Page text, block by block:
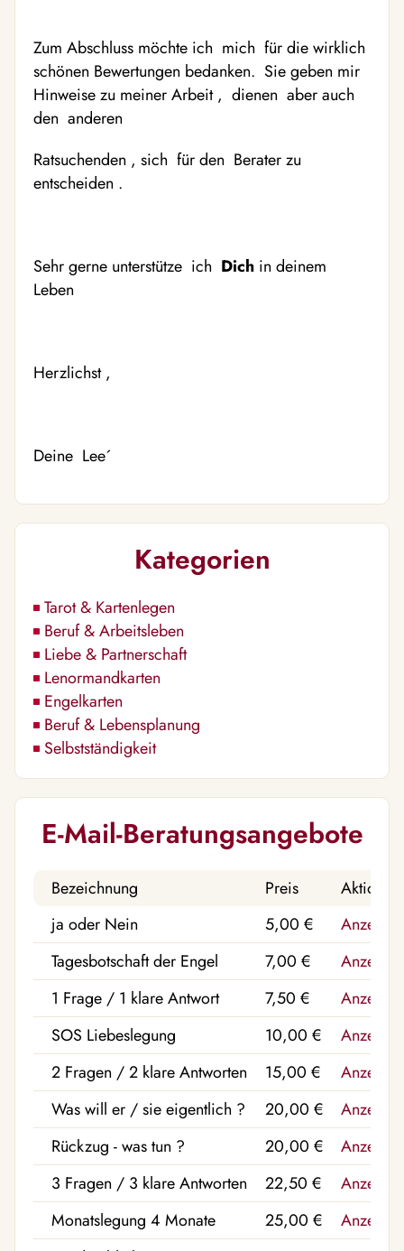
Zum Abschluss möchte ich mich für die wirklich
schönen Bewertungen bedanken. Sie geben mir
Hinweise zu meiner Arbeit , dienen aber auch
den anderen
Ratsuchenden , sich für den Berater zu
entscheiden .
Sehr gerne unterstütze ich Dich in deinem
Leben
Herzlichst ,
Deine Lee´
Kategorien
Tarot & Kartenlegen
Beruf & Arbeitsleben
Liebe & Partnerschaft
Lenormandkarten
Engelkarten
Beruf & Lebensplanung
Selbstständigkeit
E-Mail-Beratungsangebote
Bezeichnung Preis
Aktion
ja oder Nein
5,00 €
Anzeigen
Tagesbotschaft der Engel
7,00 €
Anzeigen
1 Frage / 1 klare Antwort
7,50 €
Anzeigen
SOS Liebeslegung
10,00 €
Anzeigen
2 Fragen / 2 klare Antworten
15,00 €
Anzeigen
Was will er / sie eigentlich ?
20,00 €
Anzeigen
Rückzug - was tun ?
20,00 €
Anzeigen
3 Fragen / 3 klare Antworten
22,50 €
Anzeigen
Monatslegung 4 Monate
25,00 €
Anzeigen